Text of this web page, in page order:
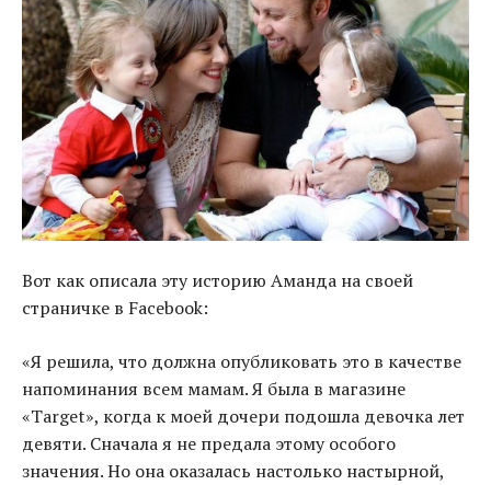
Вот как описала эту историю Аманда на своей
страничке в Facebook:
«Я решила, что должна опубликовать это в качестве
напоминания всем мамам. Я была в магазине
«Target», когда к моей дочери подошла девочка лет
девяти. Сначала я не предала этому особого
значения. Но она оказалась настолько настырной,